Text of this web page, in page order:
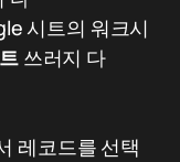
시트의 워크시
쓰러지 다
레코드를 선택